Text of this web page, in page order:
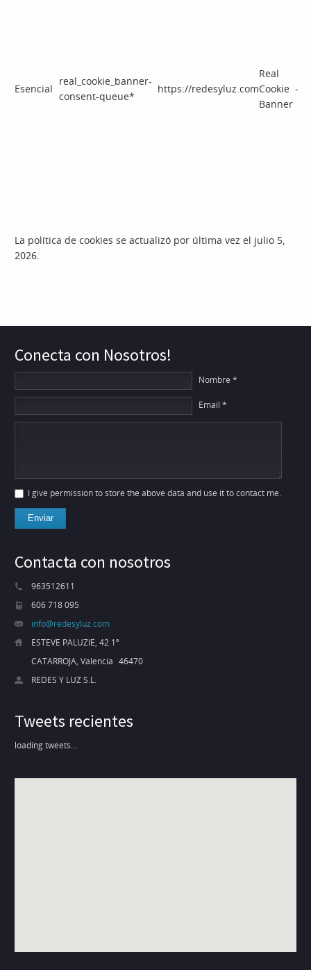
Esencial
real_cookie_banner-
consent-queue*
https://redesyluz.com
Real
Cookie
Banner
-
La política de cookies se actualizó por última vez el julio 5,
2026.
Conecta con Nosotros!
Nombre *
Email *
I give permission to store the above data and use it to contact me.
Enviar
Contacta con nosotros
963512611
606 718 095
info@redesyluz.com
ESTEVE PALUZIE, 42 1º
CATARROJA, Valencia 46470
REDES Y LUZ S.L.
Tweets recientes
loading tweets...